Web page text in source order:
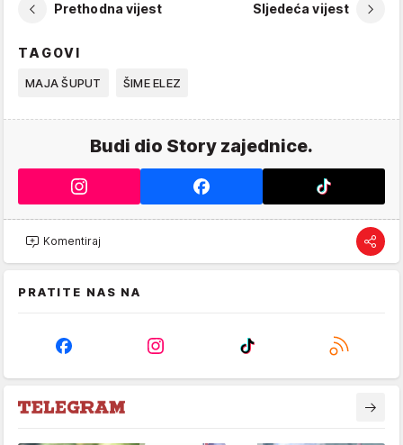
Prethodna vijest Sljedeća vijest
TAGOVI
MAJA ŠUPUT ŠIME ELEZ
Budi dio Story zajednice.
Komentiraj
PRATITE NAS NA